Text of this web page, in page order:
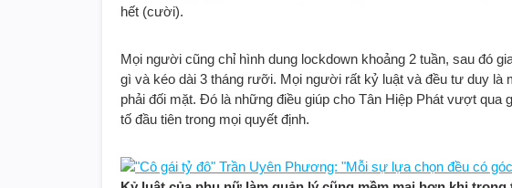
hết (cười).
Mọi người cũng chỉ hình dung lockdown khoảng 2 tuần, sau đó
gì và kéo dài 3 tháng rưỡi. Mọi người rất kỷ luật và đều tư duy là
phải đối mặt. Đó là những điều giúp cho Tân Hiệp Phát vượt qua
tố đầu tiên trong mọi quyết định.